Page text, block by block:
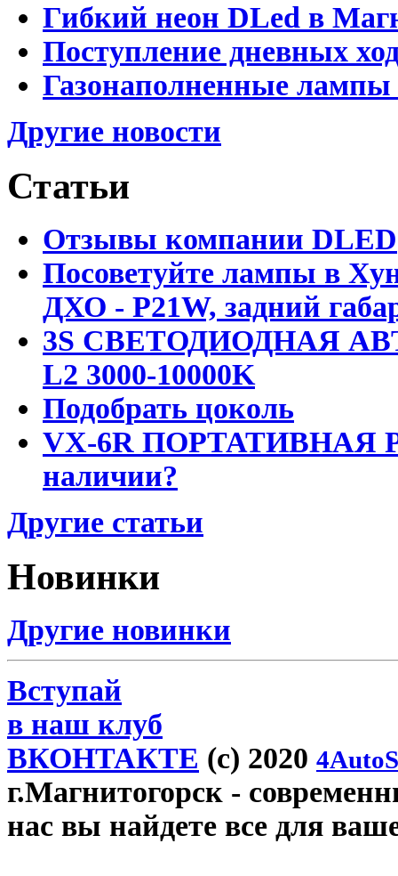
Гибкий неон DLed в
Поступление дневных
Газонаполненные
Другие новости
Статьи
Отзывы компании DLED
Посоветуйте лампы в
ДХО - P21W, задний
3S СВЕТОДИОДНАЯ
L2 3000-10000K
Подобрать цоколь
VX-6R ПОРТАТИВНАЯ
наличии?
Другие статьи
Новинки
Другие новинки
Вступай
в наш клуб
ВКОНТАКТЕ (c) 2020
г.Магнитогорск -
нас вы найдете все для